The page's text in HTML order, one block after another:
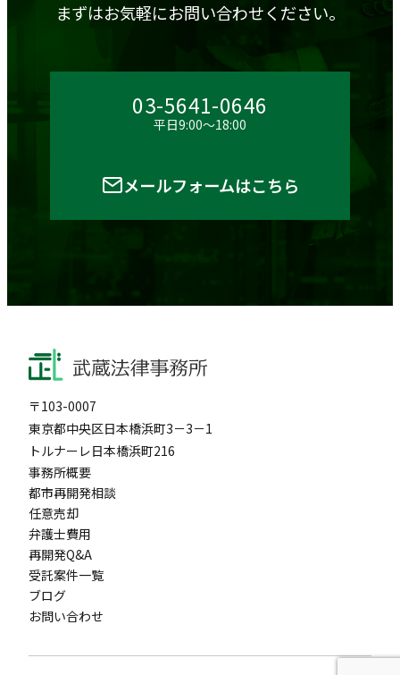
まずはお気軽にお問い合わせください。
03-5641-0646
平日9:00～18:00
メールフォームはこちら
〒103-0007
東京都中央区日本橋浜町3－3－1
トルナーレ日本橋浜町216
事務所概要
都市再開発相談
任意売却
弁護士費用
再開発Q&A
受託案件一覧
ブログ
お問い合わせ